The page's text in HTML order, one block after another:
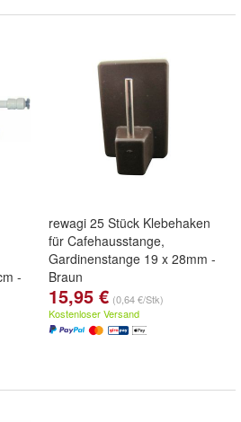
-
rewagi 25 Stück Klebehaken
für Cafehausstange,
Gardinenstange 19 x 28mm -
Braun
15,95 € (0,64 €/Stk)
Kostenloser Versand